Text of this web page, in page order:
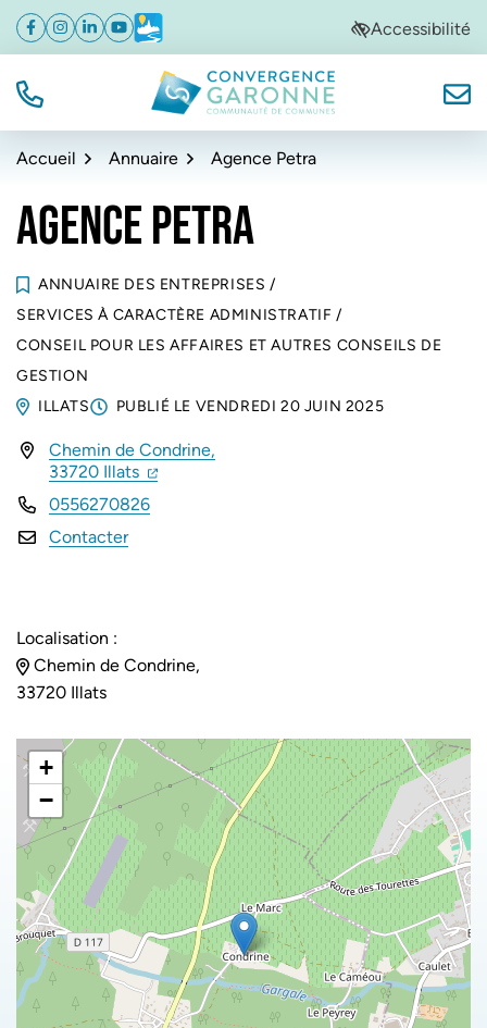
Aller
navigation
Aller
au
Aller
au
de
Facebook
(ouverture dans un nouvel onglet)
Instagram
(ouverture dans un nouvel onglet)
Linkedin
(ouverture dans un nouvel onglet)
YouTube
(ouverture dans un nouvel onglet)
Météo
(ouverture dans un nouvel onglet)Accessibilité
TÉL. Convergence Garonne
Accueil Annuaire Agence Petra
AGENCE PETRA
ANNUAIRE DES ENTREPRISES /
SERVICES À CARACTÈRE ADMINISTRATIF /
CONSEIL POUR LES AFFAIRES ET AUTRES CONSEILS DE
GESTION
ILLATS
PUBLIÉ LE VENDREDI 20 JUIN 2025
INFOS UTILES
Chemin de Condrine,
33720 Illats (ouverture dans un nouvel onglet)
(ouverture dans un nouvel onglet)
0556270826
Contacter
Localisation :
Chemin de Condrine,
33720 Illats
+
−